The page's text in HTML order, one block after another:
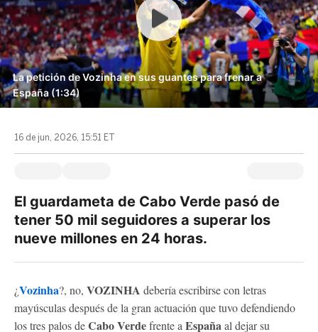
La petición de Vozinha en sus guantes para frenar a
España (1:34)
16 de jun, 2026, 15:51 ET
El guardameta de Cabo Verde pasó de
tener 50 mil seguidores a superar los
nueve millones en 24 horas.
¿Vozinha?, no, VOZINHA debería escribirse con letras
mayúsculas después de la gran actuación que tuvo defendiendo
los tres palos deCabo Verdefrente a Españaal dejar su